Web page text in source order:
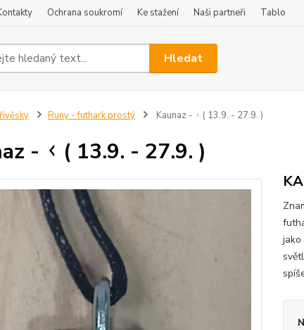
Ochrana soukromí Ke stažení Naši partneři Tablo
Hledat
Runy - futhark prostý Kaunaz - ᚲ ( 13.9. - 27.9. )
- ᚲ ( 13.9. - 27.9. )
jako